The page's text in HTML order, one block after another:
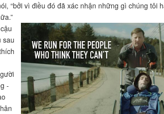
“bởi vì điều đó đã xác nhận những gì chúng tôi
sau
-